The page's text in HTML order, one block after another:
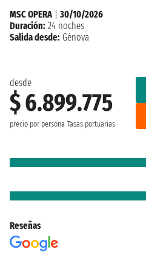
desde
$ 6.899.775
precio por persona Tasas portuarias
MSC OPERA| 30/10/2026
Duración: 24 noches
Salida desde: Génova
Reseñas